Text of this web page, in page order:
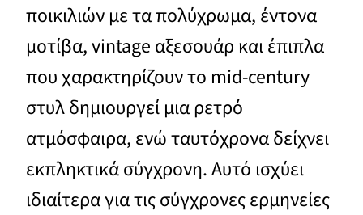
ποικιλιών με τα πολύχρωμα, έντονα
μοτίβα, vintage αξεσουάρ και έπιπλα
που χαρακτηρίζουν το mid-century
στυλ δημιουργεί μια ρετρό
ατμόσφαιρα, ενώ ταυτόχρονα δείχνει
εκπληκτικά σύγχρονη. Αυτό ισχύει
ιδιαίτερα για τις σύγχρονες ερμηνείες